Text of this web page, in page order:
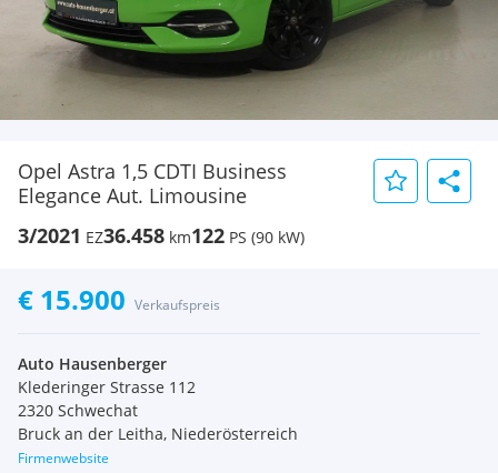
Opel Astra 1,5 CDTI Business
Elegance Aut. Limousine
3/2021 EZ36.458 km122 PS (90 kW)
€ 15.900 Verkaufspreis
Auto Hausenberger
Klederinger Strasse 112
2320 Schwechat
Bruck an der Leitha, Niederösterreich
Firmenwebsite